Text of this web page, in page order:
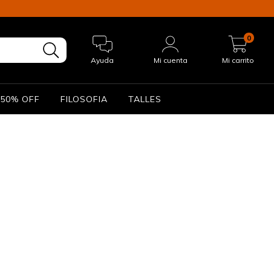
Ayuda Mi cuenta Mi carrito
0
50% OFF FILOSOFIA TALLES